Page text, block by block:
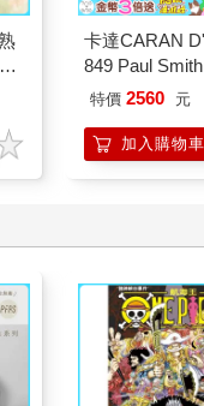
卡達CARAN
849 Paul
ED.5 條紋銀
特價 2560 元
加入購物車